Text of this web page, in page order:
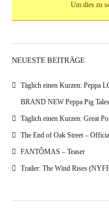
Um dies zu
NEUESTE BEITRÄGE
Täglich einen Kurzen: Peppa
BRAND NEW Peppa Pig
Täglich einen Kurzen: Great
The End of Oak Street –
FANTÔMAS – Teaser
Trailer: The Wind Rises